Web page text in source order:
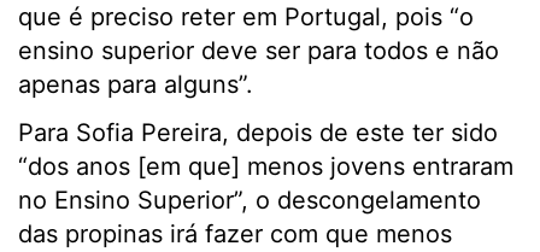
que é preciso reter em Portugal, pois “o
ensino superior deve ser para todos e não
apenas para alguns”.
Para Sofia Pereira, depois de este ter sido
“dos anos [em que] menos jovens entraram
no Ensino Superior”, o descongelamento
das propinas irá fazer com que menos